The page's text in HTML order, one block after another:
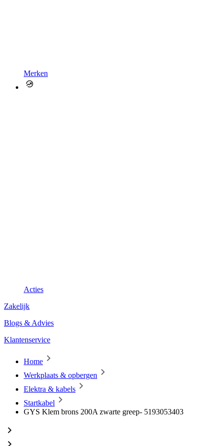
Merken
Acties
Zakelijk
Blogs & Advies
Klantenservice
Home
Werkplaats & opbergen
Elektra & kabels
Startkabel
GYS Klem brons 200A zwarte greep- 5193053403